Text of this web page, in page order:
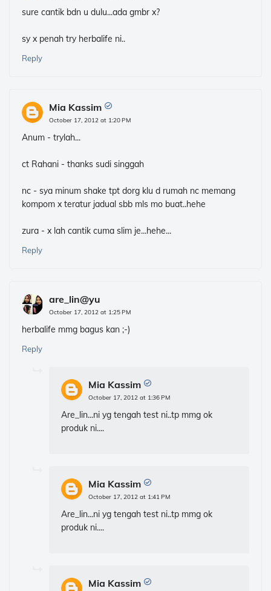
sure cantik bdn u dulu...ada gmbr x?
sy x penah try herbalife ni..
Reply
Mia Kassim
October 17, 2012 at 1:20 PM
Anum - trylah...
ct Rahani - thanks sudi singgah
nc - sya minum shake tpt dorg klu d rumah nc memang
kompom x teratur jadual sbb mls mo buat..hehe
zura - x lah cantik cuma slim je...hehe...
Reply
are_lin@yu
October 17, 2012 at 1:25 PM
herbalife mmg bagus kan ;-)
Reply
Mia Kassim
October 17, 2012 at 1:36 PM
Are_lin...ni yg tengah test ni..tp mmg ok
produk ni....
Mia Kassim
October 17, 2012 at 1:41 PM
Are_lin...ni yg tengah test ni..tp mmg ok
produk ni....
Mia Kassim